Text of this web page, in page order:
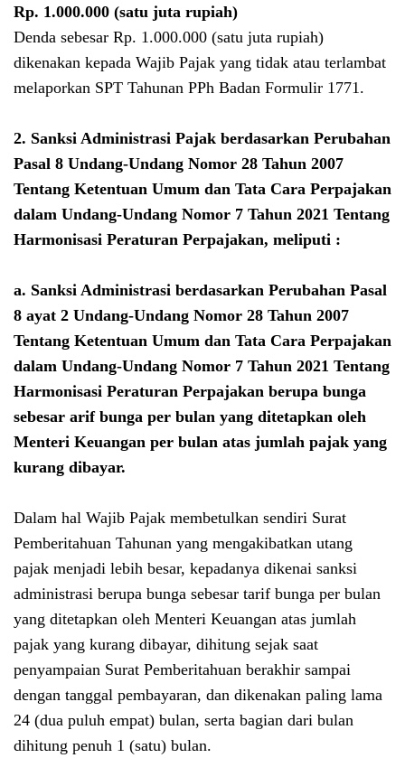
Rp. 1.000.000 (satu juta rupiah)
Denda sebesar Rp. 1.000.000 (satu juta rupiah)
dikenakan kepada Wajib Pajak yang tidak atau terlambat
melaporkan SPT Tahunan PPh Badan Formulir 1771.
2. Sanksi Administrasi Pajak berdasarkan Perubahan
Pasal 8 Undang-Undang Nomor 28 Tahun 2007
Tentang Ketentuan Umum dan Tata Cara Perpajakan
dalam Undang-Undang Nomor 7 Tahun 2021 Tentang
Harmonisasi Peraturan Perpajakan, meliputi :
a. Sanksi Administrasi berdasarkan Perubahan Pasal
8 ayat 2 Undang-Undang Nomor 28 Tahun 2007
Tentang Ketentuan Umum dan Tata Cara Perpajakan
dalam Undang-Undang Nomor 7 Tahun 2021 Tentang
Harmonisasi Peraturan Perpajakan berupa bunga
sebesar arif bunga per bulan yang ditetapkan oleh
Menteri Keuangan per bulan atas jumlah pajak yang
kurang dibayar.
Dalam hal Wajib Pajak membetulkan sendiri Surat
Pemberitahuan Tahunan yang mengakibatkan utang
pajak menjadi lebih besar, kepadanya dikenai sanksi
administrasi berupa bunga sebesar tarif bunga per bulan
yang ditetapkan oleh Menteri Keuangan atas jumlah
pajak yang kurang dibayar, dihitung sejak saat
penyampaian Surat Pemberitahuan berakhir sampai
dengan tanggal pembayaran, dan dikenakan paling lama
24 (dua puluh empat) bulan, serta bagian dari bulan
dihitung penuh 1 (satu) bulan.